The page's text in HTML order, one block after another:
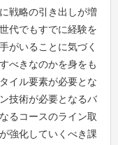
戦略の引き出しが増
代でもすでに経験を
がいることに気づく
べきなのかを身をも
イル要素が必要とな
技術が必要となるバ
るコースのライン取
強化していくべき課